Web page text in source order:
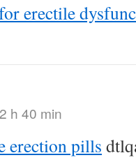
erectile
h 40 min
erection pills